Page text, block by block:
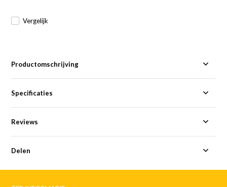
Vergelijk
Productomschrijving
Specificaties
Reviews
Delen